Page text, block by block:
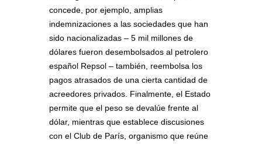
concede, por ejemplo, amplias
indemnizaciones a las sociedades que han
sido nacionalizadas – 5 mil millones de
dólares fueron desembolsados al petrolero
español Repsol – también, reembolsa los
pagos atrasados de una cierta cantidad de
acreedores privados. Finalmente, el Estado
permite que el peso se devalúe frente al
dólar, mientras que establece discusiones
con el Club de París, organismo que reúne